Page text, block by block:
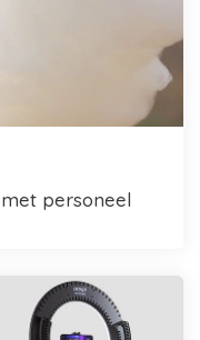
personeel